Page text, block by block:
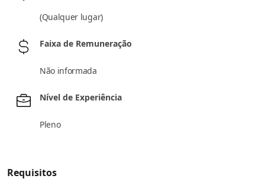
(Qualquer lugar)
Faixa de Remuneração
Não informada
Nível de Experiência
Pleno
Requisitos